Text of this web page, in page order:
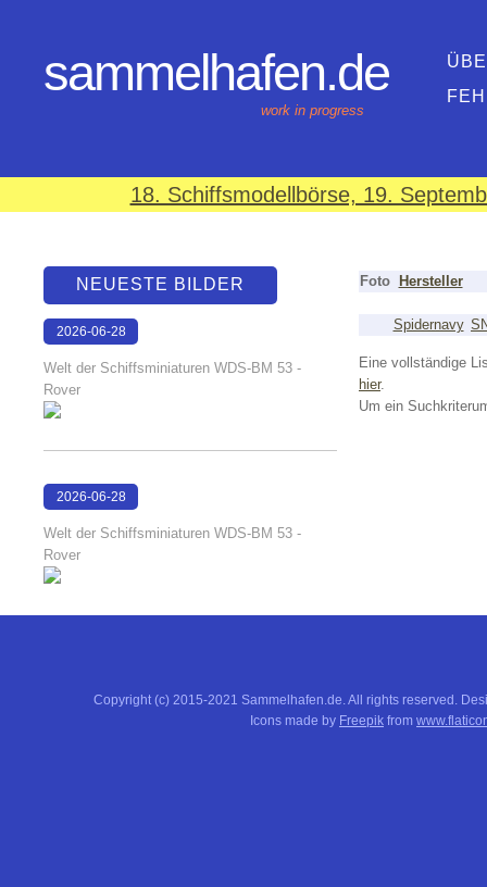
sammelhafen.de
work in progress
18. Schiffsmodellbörse, 19.
Foto Hersteller
Spidernavy
Eine vollständige
hier.
Um ein
NEUESTE BILDER
2026-06-28
Welt der Schiffsminiaturen WDS-BM 53 -
Rover
2026-06-28
Welt der Schiffsminiaturen WDS-BM 53 -
Rover
Copyright (c) 2015-2021 Sammelhafen.de. All rights reserved.
Icons made by Freepik from